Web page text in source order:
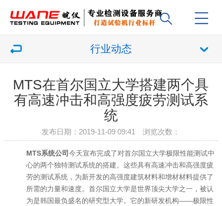
行业动态
MTS在首尔国立大学搭建两个具
有高速冲击和高强度疲劳测试系
统
发布日期：2019-11-09 09:41 浏览次数：
MTS系统公司今天宣布完成了对首尔国立大学极限性能测试中
心的两个独特测试系统的搭建。这些具有高速冲击和高强度疲
劳的测试系统，为新开发的高强度建筑材料和增材材料提供了
所需的力量和速度。首尔国立大学是世界顶尖大学之一，被认
为是韩国最负盛名的研究型大学。它的新研发机构——极限性